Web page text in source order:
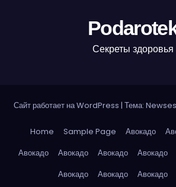
Секреты здоровья
Сайт работает на WordPress | Тема:
Home Sample Page Авокадо
Авокадо
Авокадо Авокадо Авокадо
Авокадо
Авокадо Авокадо